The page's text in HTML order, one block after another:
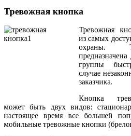
Тревожная кнопка
Тревожная
из самых
охраны.
группы
случае
заказчика.
Кнопка
может быть двух видов:
настоящее время все большей
мобильные тревожные кнопки